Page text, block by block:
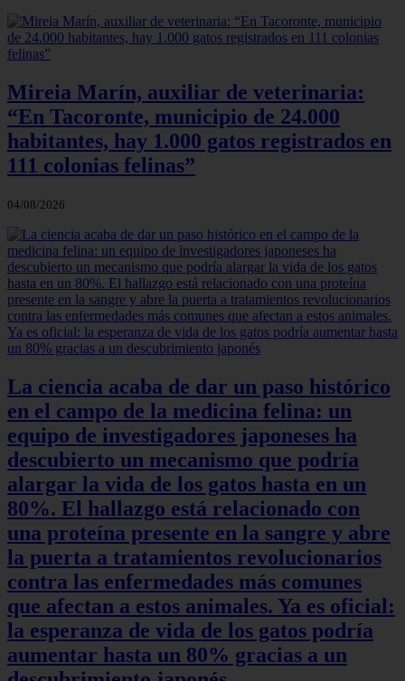
Mireia Marín, auxiliar de veterinaria:
“En Tacoronte, municipio de 24.000
habitantes, hay 1.000 gatos registrados en
111 colonias felinas”
04/08/2026
La ciencia acaba de dar un paso histórico
en el campo de la medicina felina: un
equipo de investigadores japoneses ha
descubierto un mecanismo que podría
alargar la vida de los gatos hasta en un
80%. El hallazgo está relacionado con
una proteína presente en la sangre y abre
la puerta a tratamientos revolucionarios
contra las enfermedades más comunes
que afectan a estos animales. Ya es oficial:
la esperanza de vida de los gatos podría
aumentar hasta un 80% gracias a un